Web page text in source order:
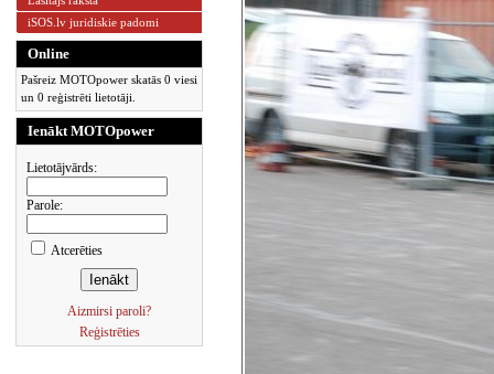
iSOS.lv juridiskie padomi
Online
Pašreiz MOTOpower skatās 0 viesi
un 0 reģistrēti lietotāji.
Ienākt MOTOpower
Lietotājvārds:
Parole:
Atcerēties
Aizmirsi paroli?
Reģistrēties